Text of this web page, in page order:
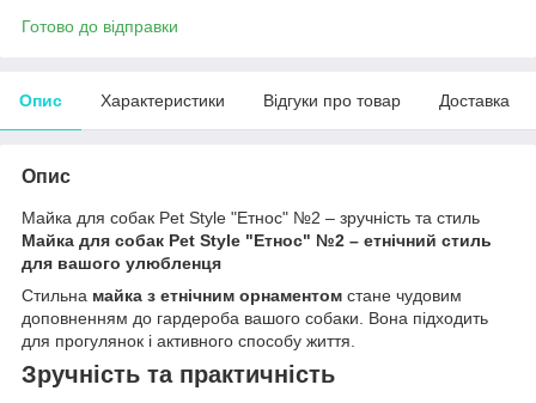
Готово до відправки
Опис Характеристики Відгуки про товар Доставка
Опис
Майка для собак Pet Style "Етнос" №2 – зручність та стиль
Майка для собак Pet Style "Етнос" №2 – етнічний стиль
для вашого улюбленця
Стильна майка з етнічним орнаментом стане чудовим
доповненням до гардероба вашого собаки. Вона підходить
для прогулянок і активного способу життя.
Зручність та практичність